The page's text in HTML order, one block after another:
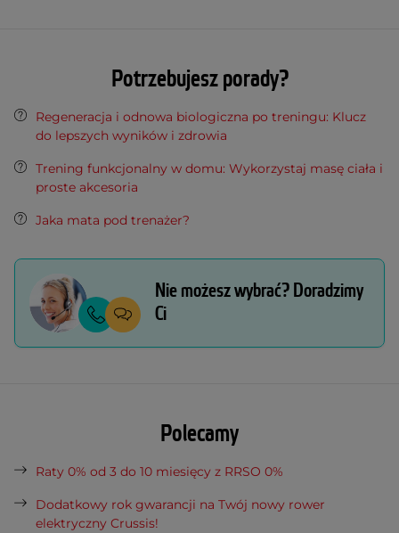
Potrzebujesz porady?
Regeneracja i odnowa biologiczna po treningu: Klucz
do lepszych wyników i zdrowia
Trening funkcjonalny w domu: Wykorzystaj masę ciała i
proste akcesoria
Jaka mata pod trenażer?
Nie możesz wybrać? Doradzimy
Ci
Polecamy
Raty 0% od 3 do 10 miesięcy z RRSO 0%
Dodatkowy rok gwarancji na Twój nowy rower
elektryczny Crussis!